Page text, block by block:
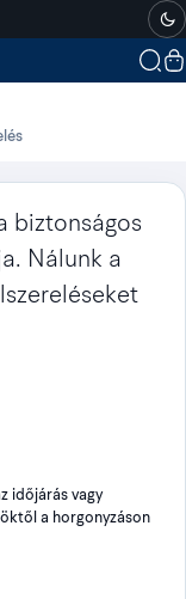
biztonságos
Nálunk a
időjárás vagy
a horgonyzáson